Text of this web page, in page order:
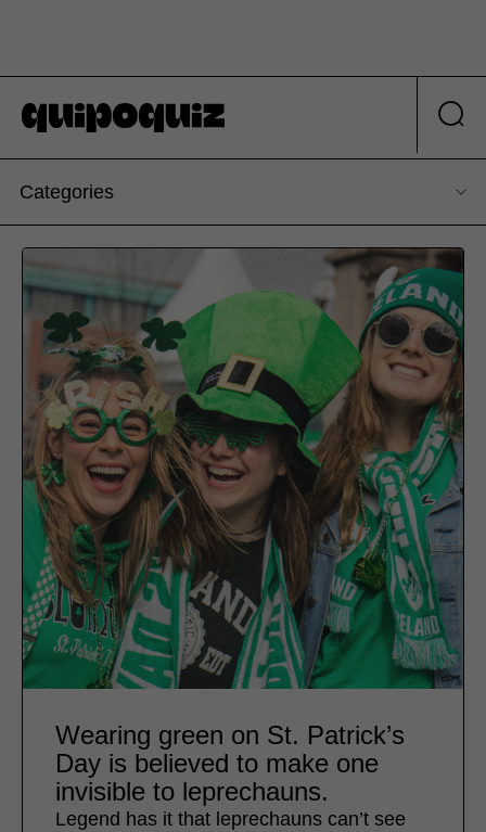
Categories
Wearing green on St. Patrick’s
Day is believed to make one
invisible to leprechauns.
Legend has it that leprechauns can’t see